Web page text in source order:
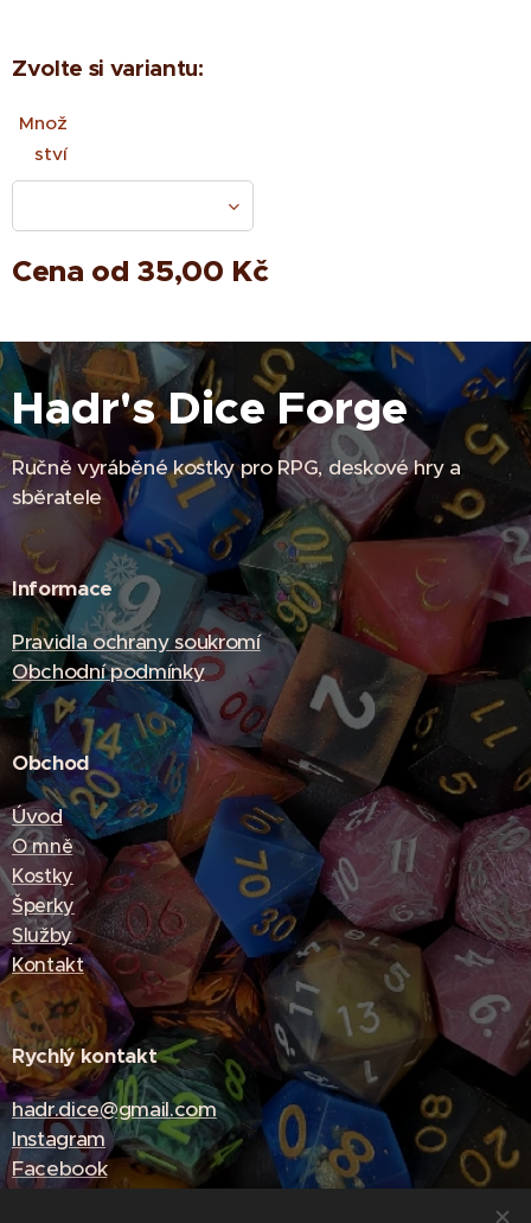
Zvolte si variantu:
Množ
ství
Cena od 35,00 Kč
Hadr's Dice Forge
Ručně vyráběné kostky pro RPG, deskové hry a
sběratele
Informace
Pravidla ochrany soukromí
Obchodní podmínky
Obchod
Úvod
O mně
Kostky
Šperky
Služby
Kontakt
Rychlý kontakt
hadr.dice@gmail.com
Instagram
Facebook